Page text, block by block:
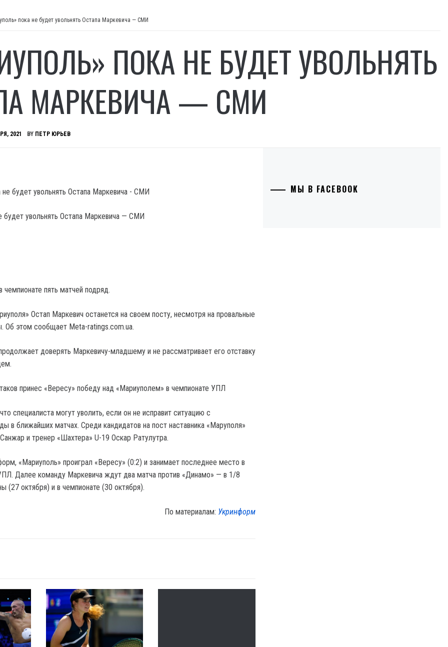
пока не будет увольнять Остапа Маркевича — СМИ
ПОКА НЕ БУДЕТ УВОЛЬНЯТЬ
МАРКЕВИЧА — СМИ
2021 BY ПЕТР ЮРЬЕВ
будет увольнять Остапа Маркевича — СМИ
чемпионате пять матчей подряд.
Остап Маркевич останется на своем посту, несмотря на провальные
Об этом сообщает Meta-ratings.com.ua.
доверять Маркевичу-младшему и не рассматривает его отставку
принес «Вересу» победу над «Мариуполем» в чемпионате УПЛ
специалиста могут уволить, если он не исправит ситуацию с
в ближайших матчах. Среди кандидатов на пост наставника «Маруполя»
и тренер «Шахтера» U-19 Оскар Ратулутра.
«Мариуполь» проиграл «Вересу» (0:2) и занимает последнее место в
Далее команду Маркевича ждут два матча против «Динамо» — в 1/8
(27 октября) и в чемпионате (30 октября).
По материалам: Укринформ
МЫ В FACEBOOK